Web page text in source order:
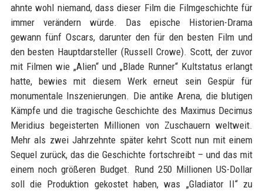
ahnte wohl niemand, dass dieser Film die Filmgeschichte für
immer verändern würde. Das epische Historien-Drama
gewann fünf Oscars, darunter den für den besten Film und
den besten Hauptdarsteller (Russell Crowe). Scott, der zuvor
mit Filmen wie „Alien“ und „Blade Runner“ Kultstatus erlangt
hatte, bewies mit diesem Werk erneut sein Gespür für
monumentale Inszenierungen. Die antike Arena, die blutigen
Kämpfe und die tragische Geschichte des Maximus Decimus
Meridius begeisterten Millionen von Zuschauern weltweit.
Mehr als zwei Jahrzehnte später kehrt Scott nun mit einem
Sequel zurück, das die Geschichte fortschreibt – und das mit
einem noch größeren Budget. Rund 250 Millionen US-Dollar
soll die Produktion gekostet haben, was „Gladiator II“ zu